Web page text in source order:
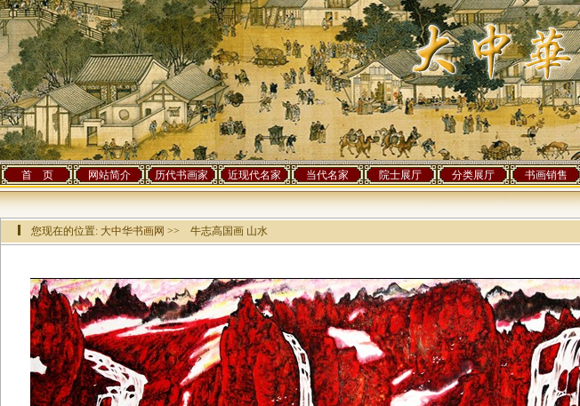
首 页 网站简介 历代书画家 近现代名家 当代名家 院士展厅 分类展厅 书画销售
您现在的位置: 大中华书画网 >> 牛志高国画 山水